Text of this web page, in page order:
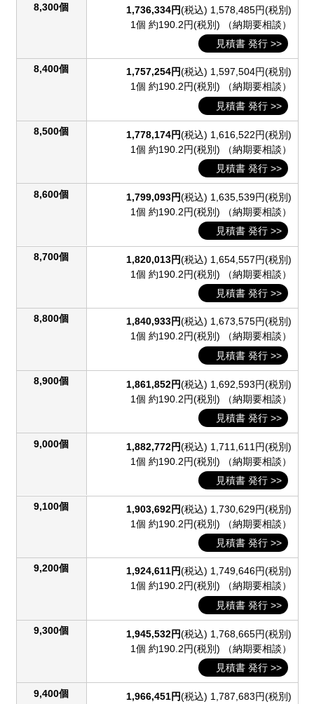
8,300個 1,736,334円(税込) 1,578,485円(税別)
1個 約190.2円(税別) （納期要相談）
見積書 発行 >>
8,400個 1,757,254円(税込) 1,597,504円(税別)
1個 約190.2円(税別) （納期要相談）
見積書 発行 >>
8,500個 1,778,174円(税込) 1,616,522円(税別)
1個 約190.2円(税別) （納期要相談）
見積書 発行 >>
8,600個 1,799,093円(税込) 1,635,539円(税別)
1個 約190.2円(税別) （納期要相談）
見積書 発行 >>
8,700個 1,820,013円(税込) 1,654,557円(税別)
1個 約190.2円(税別) （納期要相談）
見積書 発行 >>
8,800個 1,840,933円(税込) 1,673,575円(税別)
1個 約190.2円(税別) （納期要相談）
見積書 発行 >>
8,900個 1,861,852円(税込) 1,692,593円(税別)
1個 約190.2円(税別) （納期要相談）
見積書 発行 >>
9,000個 1,882,772円(税込) 1,711,611円(税別)
1個 約190.2円(税別) （納期要相談）
見積書 発行 >>
9,100個 1,903,692円(税込) 1,730,629円(税別)
1個 約190.2円(税別) （納期要相談）
見積書 発行 >>
9,200個 1,924,611円(税込) 1,749,646円(税別)
1個 約190.2円(税別) （納期要相談）
見積書 発行 >>
9,300個 1,945,532円(税込) 1,768,665円(税別)
1個 約190.2円(税別) （納期要相談）
見積書 発行 >>
9,400個 1,966,451円(税込) 1,787,683円(税別)